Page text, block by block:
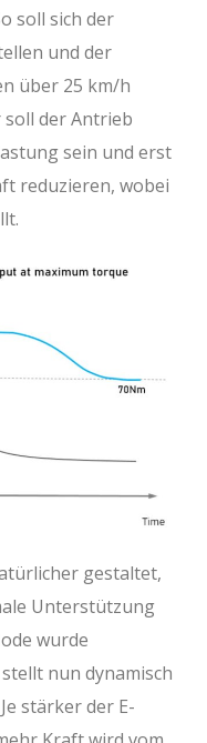
soll sich der
und der
über 25 km/h
soll der Antrieb
sein und erst
reduzieren, wobei
gestaltet,
Unterstützung
wurde
nun dynamisch
stärker der E-